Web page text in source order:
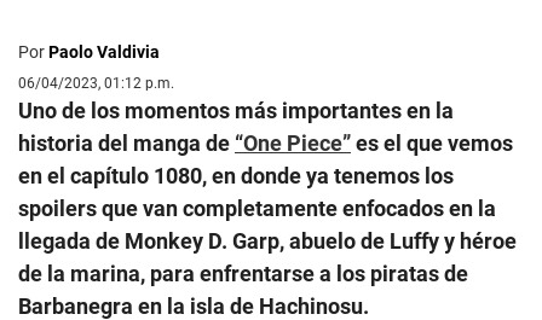
PorPaolo Valdivia
06/04/2023, 01:12 p.m.
Uno de los momentos más importantes en la
historia del manga de “One Piece”es el que vemos
en el capítulo 1080, en donde ya tenemos los
spoilers que van completamente enfocados en la
llegada de Monkey D. Garp, abuelo de Luffy y héroe
de la marina, para enfrentarse a los piratas de
Barbanegra en la isla de Hachinosu.